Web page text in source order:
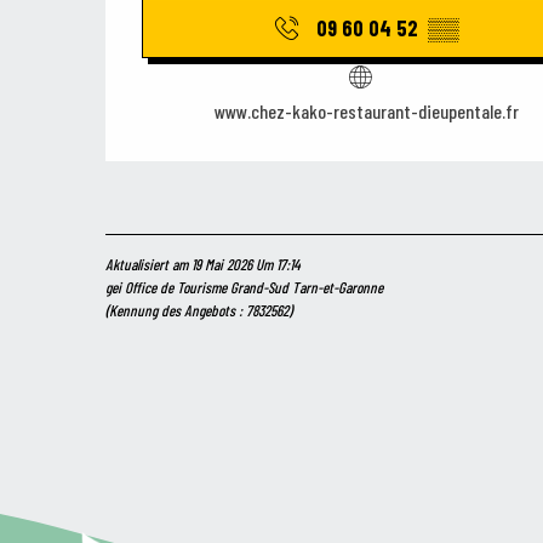
09 60 04 52 ▒▒
www.chez-kako-restaurant-dieupentale.fr
Aktualisiert am 19 Mai 2026 Um 17:14
gei Office de Tourisme Grand-Sud Tarn-et-Garonne
(Kennung des Angebots : 7832562)